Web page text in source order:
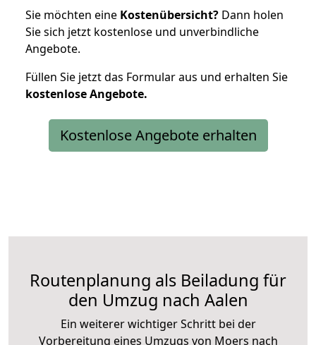
Sie möchten eine Kostenübersicht? Dann holen
Sie sich jetzt kostenlose und unverbindliche
Angebote.
Füllen Sie jetzt das Formular aus und erhalten Sie
kostenloseAngebote.
Kostenlose Angebote erhalten
Routenplanung als Beiladung für
den Umzug nach Aalen
Ein weiterer wichtiger Schritt bei der
Vorbereitung eines Umzugs von Moers nach